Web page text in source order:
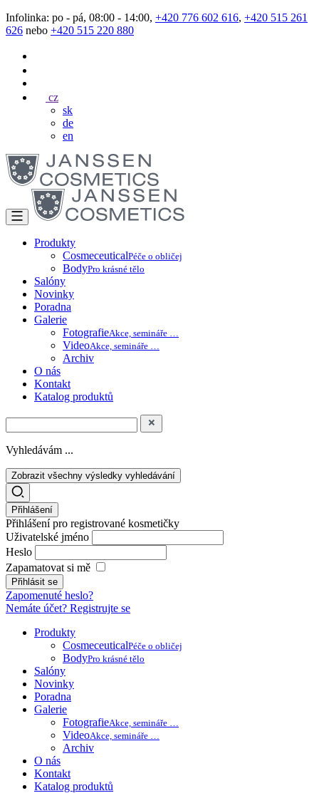
Infolinka: po - pá, 08:00 - 14:00, +420 776 602 616, +420 515 261
626 nebo +420 515 220 880
cz
sk
de
en
Produkty
CosmeceuticalPéče o obličej
BodyPro krásné tělo
Salóny
Novinky
Poradna
Galerie
FotografieAkce, semináře …
VideoAkce, semináře …
Archiv
O nás
Kontakt
Katalog produktů
Vyhledávám ...
Zobrazit všechny výsledky vyhledávání
Přihlášení
Přihlášení pro registrované kosmetičky
Uživatelské jméno
Heslo
Zapamatovat si mě
Zapomenuté heslo?
Nemáte účet? Registrujte se
Produkty
CosmeceuticalPéče o obličej
BodyPro krásné tělo
Salóny
Novinky
Poradna
Galerie
FotografieAkce, semináře …
VideoAkce, semináře …
Archiv
O nás
Kontakt
Katalog produktů